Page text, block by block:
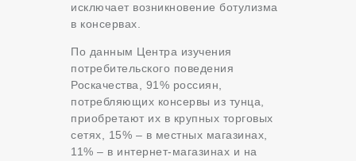
исключает возникновение ботулизма
в консервах.
По данным Центра изучения
потребительского поведения
Роскачества, 91% россиян,
потребляющих консервы из тунца,
приобретают их в крупных торговых
сетях, 15% – в местных магазинах,
11% – в интернет-магазинах и на